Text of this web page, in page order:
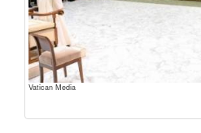
Vatican Media